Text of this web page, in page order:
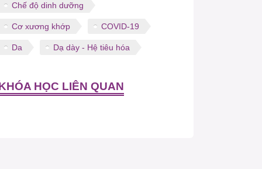
Chế độ dinh dưỡng
Cơ xương khớp COVID-19
Da Dạ dày - Hệ tiêu hóa
HỌC LIÊN QUAN